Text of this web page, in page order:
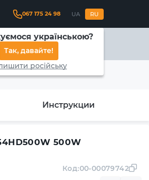
067 175 24 98 UA RU
українською?
Так, давайте!
російську
Инструкции
500W
Код:00-00079742